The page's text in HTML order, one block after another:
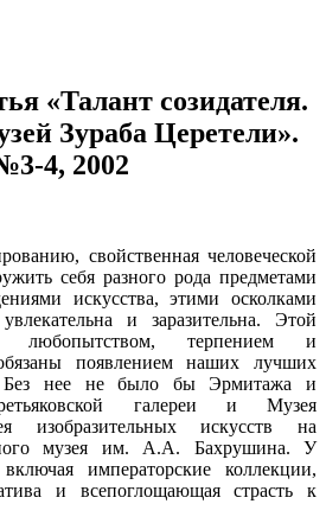
«Талант созидателя.
Зураба Церетели».
4, 2002
свойственная человеческой
себя разного рода предметами
искусства, этими осколками
и заразительна. Этой
любопытством, терпением и
появлением наших лучших
Без нее не было бы Эрмитажа и
галереи и Музея
изобразительных искусств на
музея им. А.А. Бахрушина. У
императорские коллекции,
и всепоглощающая страсть к